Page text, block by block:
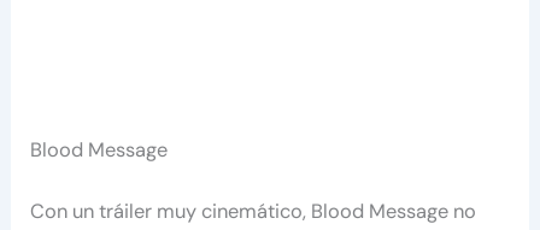
Blood Message
Con un tráiler muy cinemático, Blood Message no